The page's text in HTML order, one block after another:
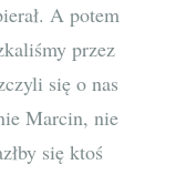
A potem
przez
się o nas
Marcin, nie
się ktoś